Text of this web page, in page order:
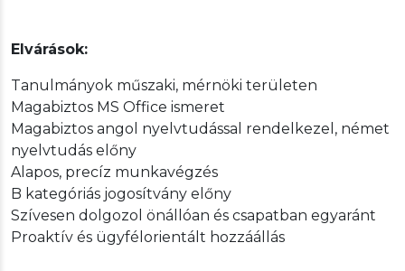
Elvárások:
Tanulmányok műszaki, mérnöki területen
Magabiztos MS Office ismeret
Magabiztos angol nyelvtudással rendelkezel, német
nyelvtudás előny
Alapos, precíz munkavégzés
B kategóriás jogosítvány előny
Szívesen dolgozol önállóan és csapatban egyaránt
Proaktív és ügyfélorientált hozzáállás